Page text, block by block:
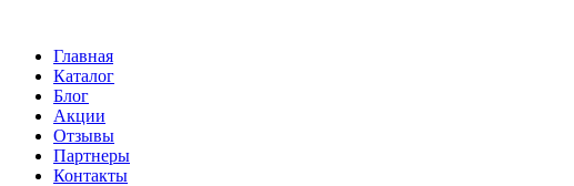
Главная
Каталог
Блог
Акции
Отзывы
Партнеры
Контакты